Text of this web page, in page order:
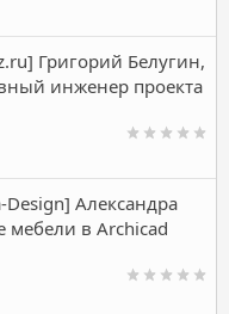
Григорий Белугин,
инженер проекта
Design] Александра
в Archicad